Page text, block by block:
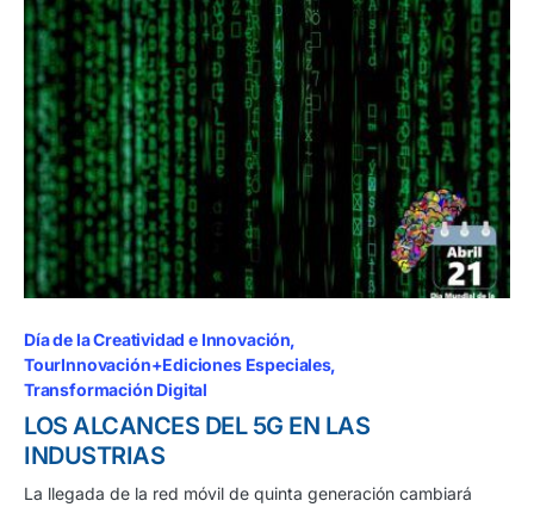
Día de la Creatividad e Innovación
TourInnovación+Ediciones Especiales
Transformación Digital
LOS ALCANCES DEL 5G EN LAS
INDUSTRIAS
La llegada de la red móvil de quinta generación cambiará